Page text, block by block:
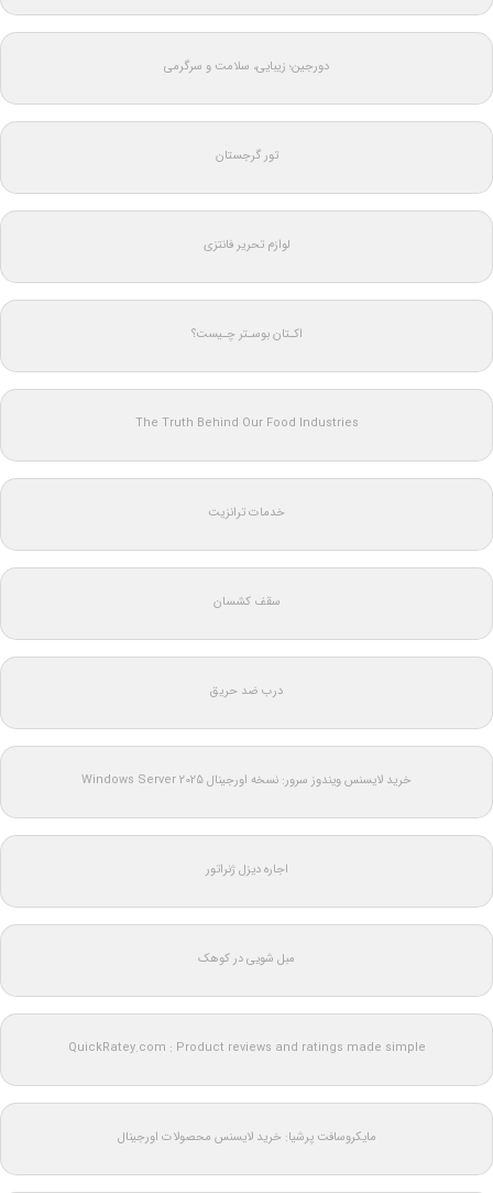
دورجین؛ زیبایی، سلامت و سرگرمی
تور گرجستان
لوازم تحریر فانتزی
اکـتان بوسـتر چـیست؟
The Truth Behind Our Food Industries
خدمات ترانزیت
سقف کشسان
درب ضد حریق
خرید لایسنس ویندوز سرور: نسخه اورجینال Windows Server 2025
اجاره دیزل ژنراتور
مبل شویی در کوهک
QuickRatey.com : Product reviews and ratings made simple
مایکروسافت پرشیا: خرید لایسنس محصولات اورجینال